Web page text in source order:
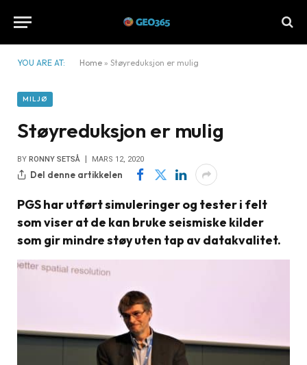
YOU ARE AT: Home » Støyreduksjon er mulig
MILJØ
Støyreduksjon er mulig
BY RONNY SETSÅ MARS 12, 2020
Del denne artikkelen
PGS har utført simuleringer og tester i felt
som viser at de kan bruke seismiske kilder
som gir mindre støy uten tap av datakvalitet.